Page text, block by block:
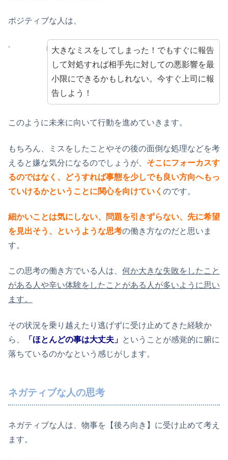
ポジティブな人は、
大きなミスをしてしまった！でもすぐに報告
して対処すれば相手先に対しての悪影響を最
小限にできるかもしれない。今すぐ上司に報
告しよう！
このように未来に向いて行動を進めていきます。
もちろん、ミスをしたことやその後の面倒な処理などを考
えると嫌な気分になるのでしょうが、 そこにフォーカスす
るのではなく、どうすれば事態を少しでも良い方向へもっ
ていけるかということに関心を向けていく のです。
細かいことは気にしない、問題を引きずらない、先に希望
を見出そう、というような思考の働き方なのだと思いま
す。
この思考の働き方でいる人は、 何か大きな失敗をしたこと
がある人や辛い体験をしたことがある人が多いように思い
ます。
その状況を乗り越えたり逃げずに受け止めてきた経験か
ら、
「ほとんどの事は大丈夫」 ということが感覚的に腑に
落ちているのかなという感じがします。
ネガティブな人の思考
ネガティブな人は、物事を【後ろ向き】に受け止めて考え
ます。